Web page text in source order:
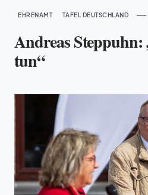
EHRENAMT TAFEL DEUTSCHLAND
Andreas Steppuhn:
tun“